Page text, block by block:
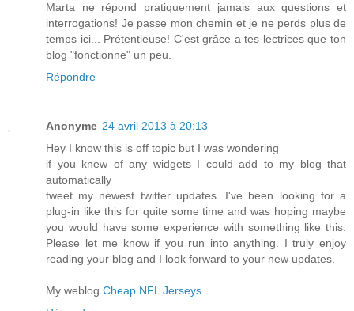
Marta ne répond pratiquement jamais aux questions et
interrogations! Je passe mon chemin et je ne perds plus de
temps ici... Prétentieuse! C'est grâce a tes lectrices que ton
blog "fonctionne" un peu.
Répondre
Anonyme 24 avril 2013 à 20:13
Hey I know this is off topic but I was wondering
if you knew of any widgets I could add to my blog that
automatically
tweet my newest twitter updates. I've been looking for a
plug-in like this for quite some time and was hoping maybe
you would have some experience with something like this.
Please let me know if you run into anything. I truly enjoy
reading your blog and I look forward to your new updates.
My weblog Cheap NFL Jerseys